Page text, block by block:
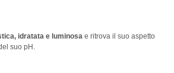
idratata e luminosa e ritrova il suo aspetto
suo pH.